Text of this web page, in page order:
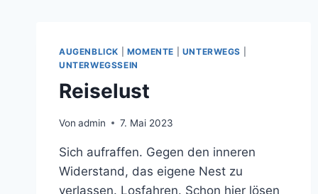
AUGENBLICK MOMENTE UNTERWEGS
UNTERWEGSSEIN
Reiselust
Von admin 7. Mai 2023
Sich aufraffen. Gegen den inneren
Widerstand, das eigene Nest zu
verlassen. Losfahren. Schon hier lösen